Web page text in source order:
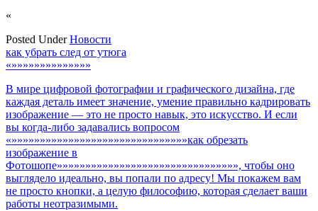
«
Posted UnderНовости
Навигация
по
записям
как убрать след от утюга
«»»»»»»»»»»»»»»
В мире цифровой фотографии и графического дизайна, где
каждая деталь имеет значение, умение правильно кадрировать
изображение — это не просто навык, это искусство. И если
вы когда-либо задавались вопросом
«»»»»»»»»»»»»»»»»»»»»»»»»»»»»»»»как обрезать
изображение в
Фотошопе»»»»»»»»»»»»»»»»»»»»»»»»»»»»»»»», чтобы оно
выглядело идеально, вы попали по адресу! Мы покажем вам
не просто кнопки, а целую философию, которая сделает ваши
работы неотразимыми.